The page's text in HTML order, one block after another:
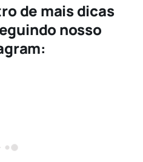
de mais dicas
nosso